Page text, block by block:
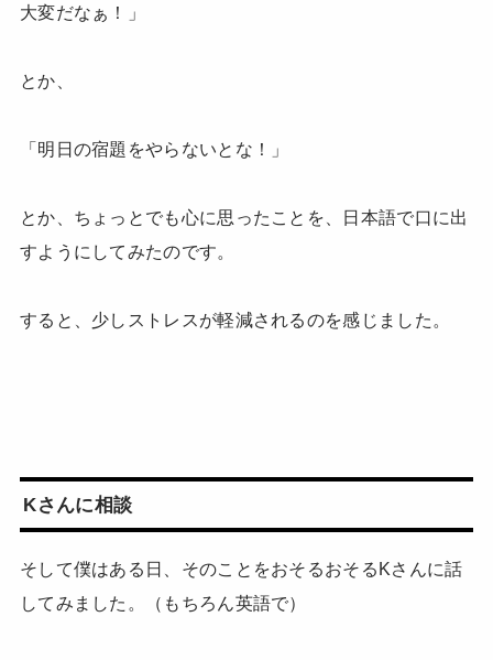
大変だなぁ！」
とか、
「明日の宿題をやらないとな！」
とか、ちょっとでも心に思ったことを、日本語で口に出
すようにしてみたのです。
すると、少しストレスが軽減されるのを感じました。
Kさんに相談
そして僕はある日、そのことをおそるおそるKさんに話
してみました。（もちろん英語で）